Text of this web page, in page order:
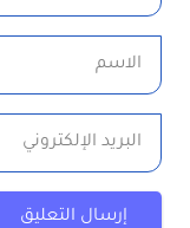
إرسال التعليق